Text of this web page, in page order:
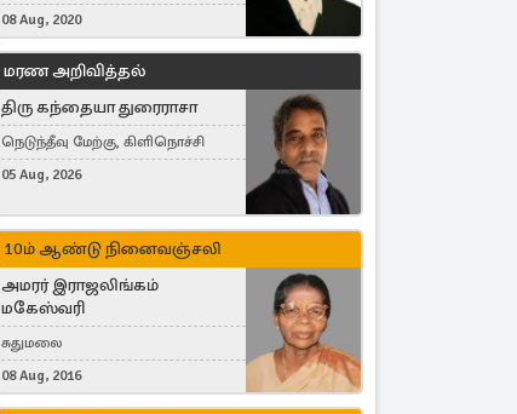
Switzerland
08 Aug, 2020
மரண அறிவித்தல்
திரு கந்தையா துரைராசா
நெடுந்தீவு மேற்கு, கிளிநொச்சி
05 Aug, 2026
10ம் ஆண்டு நினைவஞ்சலி
அமரர் இராஜலிங்கம்
மகேஸ்வரி
சுதுமலை
08 Aug, 2016